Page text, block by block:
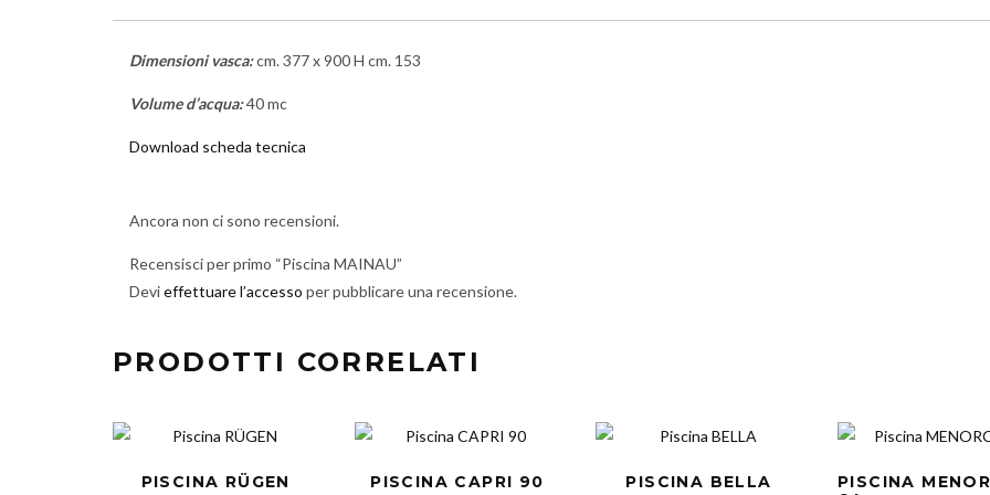
Dimensioni vasca:cm. 377 x 900 H cm. 153
Volume d’acqua:40 mc
Download scheda tecnica
Ancora non ci sono recensioni.
Recensisci per primo “Piscina MAINAU”
Devieffettuare l’accesso per pubblicare una recensione.
PRODOTTI CORRELATI
PISCINA RÜGEN PISCINA CAPRI 90 PISCINA BELLA
PISCINA